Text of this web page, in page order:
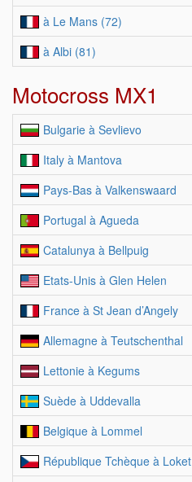
à Le Mans (72)
à Albi (81)
Motocross MX1
Bulgarie à Sevlievo
Italy à Mantova
Pays-Bas à Valkenswaard
Portugal à Agueda
Catalunya à Bellpuig
Etats-Unis à Glen Helen
France à St Jean d’Angely
Allemagne à Teutschenthal
Lettonie à Kegums
Suède à Uddevalla
Belgique à Lommel
République Tchèque à Loket